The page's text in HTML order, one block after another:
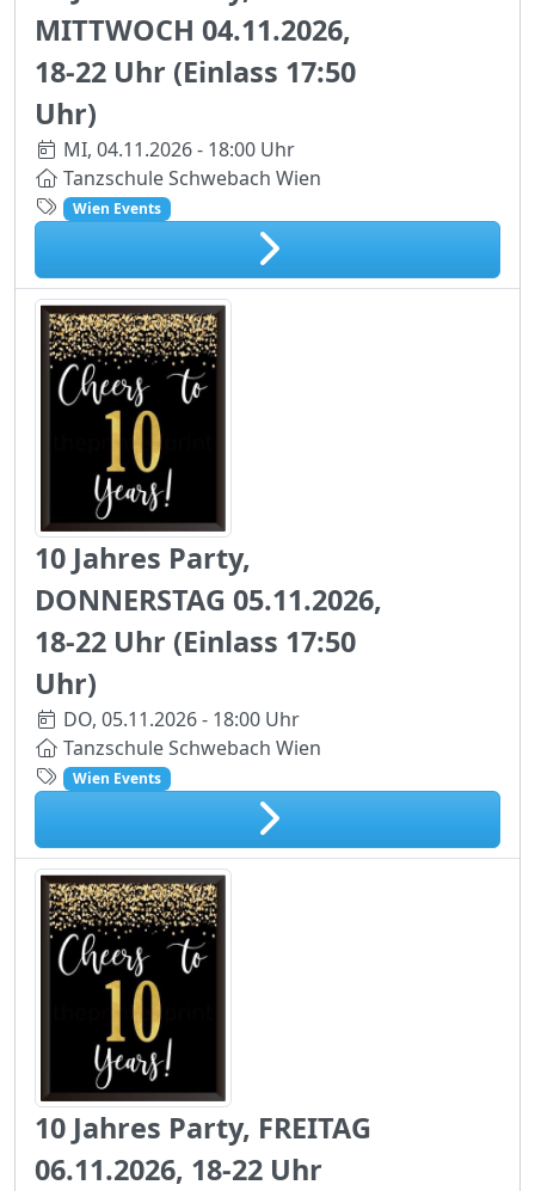
MITTWOCH 04.11.2026,
18-22 Uhr (Einlass 17:50
Uhr)
MI, 04.11.2026 - 18:00 Uhr
Tanzschule Schwebach Wien
Wien Events
10 Jahres Party,
DONNERSTAG 05.11.2026,
18-22 Uhr (Einlass 17:50
Uhr)
DO, 05.11.2026 - 18:00 Uhr
Tanzschule Schwebach Wien
Wien Events
10 Jahres Party, FREITAG
06.11.2026, 18-22 Uhr